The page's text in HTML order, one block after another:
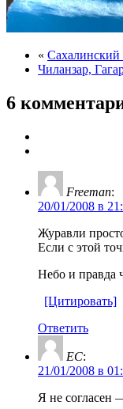
« Сахалинский
Чиланзар,
6
Freeman:
20/01/2008 в
Журавли
Если с этой
Небо и правда
[Цитировать]
Ответить
ЕС:
21/01/2008 в
Я не согласен